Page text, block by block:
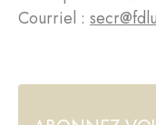
Courriel :